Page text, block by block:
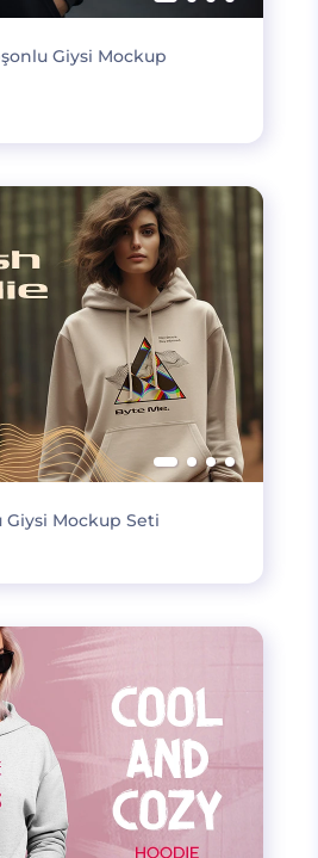
Giysi Mockup
Giysi Mockup Seti